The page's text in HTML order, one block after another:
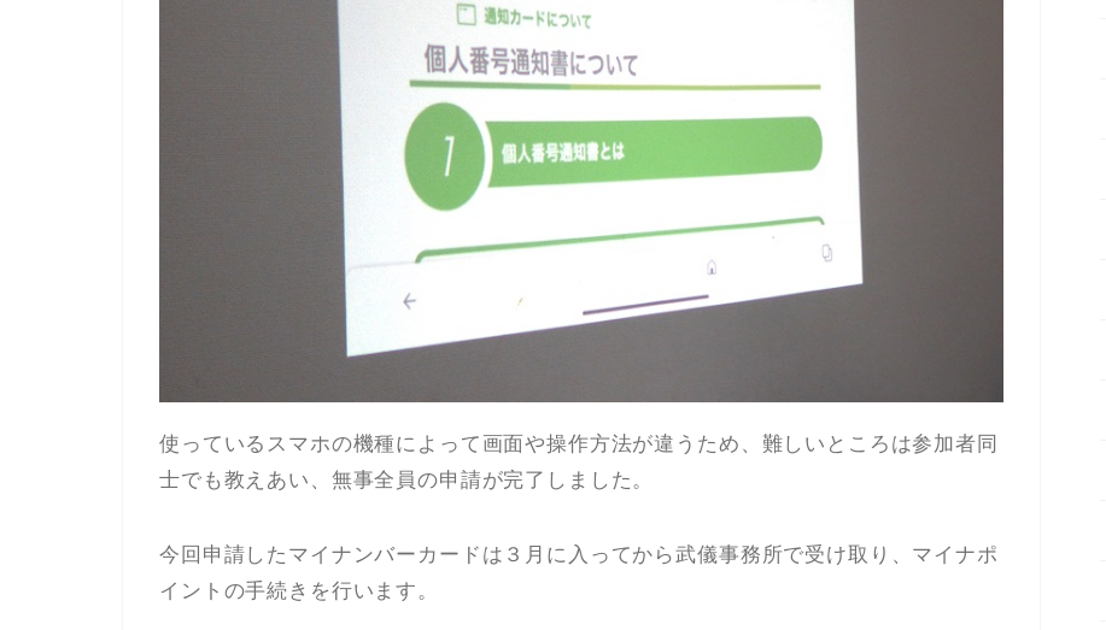
使っているスマホの機種によって画面や操作方法が違うため、難しいところは参加者同
士でも教えあい、無事全員の申請が完了しました。
今回申請したマイナンバーカードは３月に入ってから武儀事務所で受け取り、マイナポ
イントの手続きを行います。